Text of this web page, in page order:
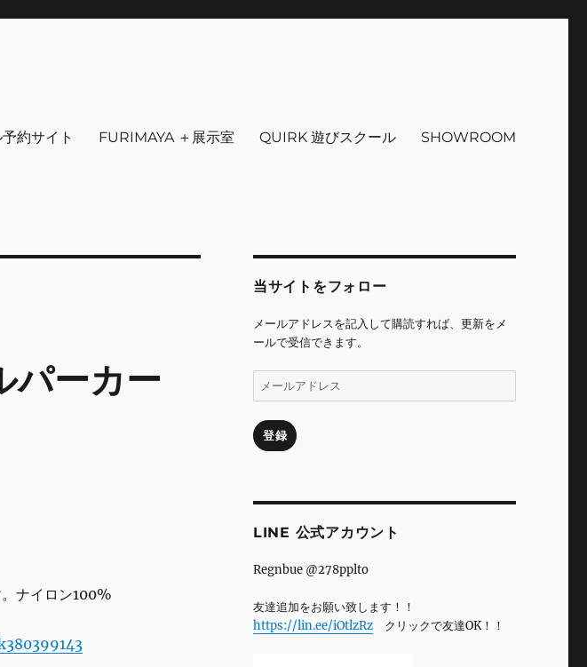
約サイト FURIMAYA ＋展示室 QUIRK 遊びスクール SHOWROOM
ーカー
ナイロン100%
当サイトをフォロー
メールアドレスを記入して購読すれば、更新をメ
ールで受信できます。
ー
ア
ド
登録
LINE 公式アカウント
Regnbue @278pplto
友達追加をお願い致します！！
https://lin.ee/iOtlzRzクリックで友達OK！！